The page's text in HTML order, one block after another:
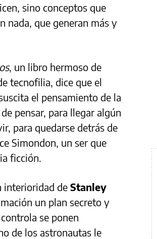
sino conceptos que
nada, que generan más y
, un libro hermoso de
tecnofilia, dice que el
el pensamiento de la
pensar, para llegar algún
para quedarse detrás de
Simondon, un ser que
ficción.
interioridad de Stanley
un plan secreto y
se ponen
de los astronautas le